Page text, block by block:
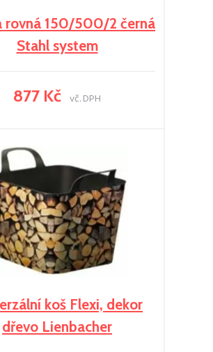
rovná 150/500/2 černá
Stahl system
877 Kč vč. DPH
koš Flexi, dekor
dřevo Lienbacher